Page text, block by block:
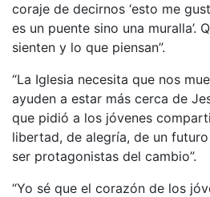
coraje de decirnos ‘esto me
es un puente sino una muralla’.
sienten y lo que piensan”.
“La Iglesia necesita que nos
ayuden a estar más cerca de
que pidió a los jóvenes
libertad, de alegría, de un
ser protagonistas del cambio”.
“Yo sé que el corazón de los